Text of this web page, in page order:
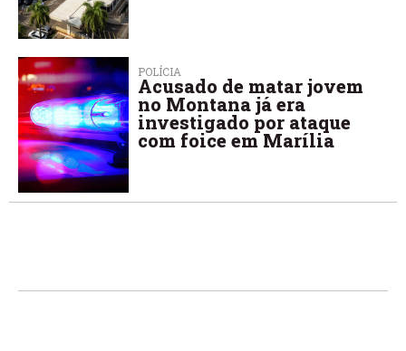
POLÍCIA
Acusado de matar jovem
no Montana já era
investigado por ataque
com foice em Marília